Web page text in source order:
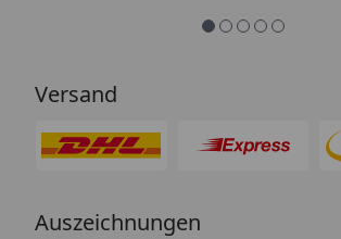
Beschreibung und schützt
Versand
Auszeichnungen